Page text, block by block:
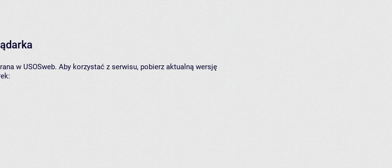
w USOSweb. Aby korzystać z serwisu, pobierz aktualną wersję